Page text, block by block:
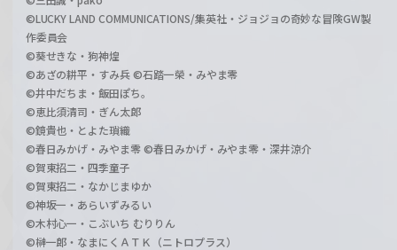
©LUCKY LAND COMMUNICATIONS/集英社・ジョジョの奇妙な冒険GW製
作委員会
©葵せきな・狗神煌
©あざの耕平・すみ兵 ©石踏一榮・みやま零
©井中だちま・飯田ぽち。
©恵比須清司・ぎん太郎
©鏡貴也・とよた瑣織
©春日みかげ・みやま零 ©春日みかげ・みやま零・深井涼介
©賀東招二・四季童子
©賀東招二・なかじまゆか
©神坂一・あらいずみるい
©木村心一・こぶいち むりりん
©榊一郎・なまにくＡＴＫ（ニトロプラス）